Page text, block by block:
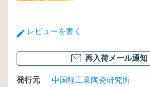
レビューを書く
再入荷メール通知
発行元
中国軽工業陶瓷研究所